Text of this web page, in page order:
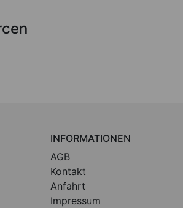
INFORMATIONEN
AGB
Kontakt
Anfahrt
Impressum